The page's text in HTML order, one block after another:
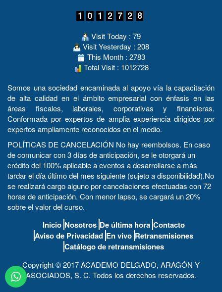
Visit Today : 79
Visit Yesterday : 208
This Month : 2783
Total Visit : 1012728
Somos una sociedad encaminada al apoyo vía la capacitación
de alta calidad en el ámbito empresarial con énfasis en las
áreas fiscales, laborales, corporativas y financieras.
Conformada por expertos de amplia experiencia dirigidos por
expertos ampliamente reconocidos en el medio.
POLÍTICAS DE CANCELACIÓN No hay reembolsos. En caso
de comunicar con 3 días de anticipación, se le otorgará un
crédito del 100% aplicable a eventos a desarrollarse a más
tardar el día último del mes siguiente (sujeto a disponibilidad).No
se realizará cargo alguno por cancelaciones efectuadas con 72
horas de anticipación. Con menor lapso, se cargará un 20%
sobre el valor del curso.
Inicio Nosotros De última hora Contacto
Aviso de Privacidad En vivo Retransmisiones
Catálogo de retransmisiones
Copyright © 2017 ACADEMO DELGADO, ARAGÓN Y
ASOCIADOS, S. C. Todos los derechos reservados.